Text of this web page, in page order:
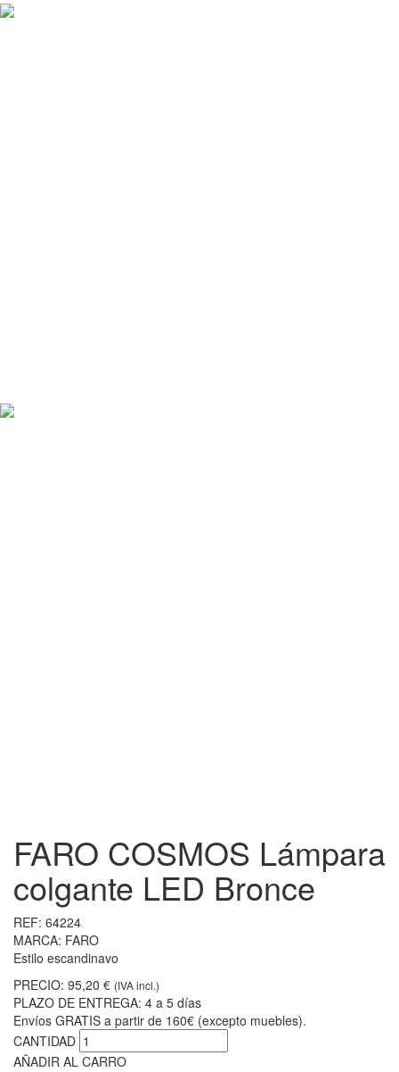
FARO COSMOS Lámpara
colgante LED Bronce
REF: 64224
MARCA: FARO
Estilo escandinavo
PRECIO: 95,20 € (IVA incl.)
PLAZO DE ENTREGA: 4 a 5 días
Envíos GRATIS a partir de 160€ (excepto muebles).
CANTIDAD
AÑADIR AL CARRO